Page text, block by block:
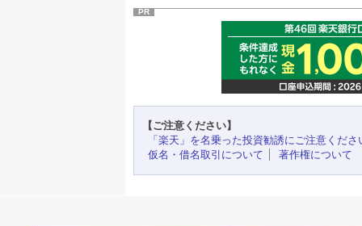
PR
【ご注意ください】
「楽天」を名乗った投資勧誘にご注意くださ
仮名・借名取引について
著作権について